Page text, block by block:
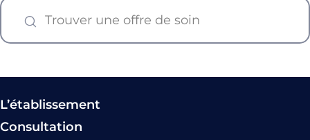
L’établissement
Consultation